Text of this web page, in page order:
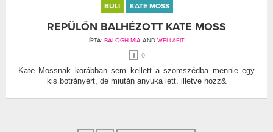
BULI KATE MOSS
REPÜLŐN BALHÉZOTT KATE MOSS
ÍRTA: BALOGH MIAAND WELL&FIT
0
Kate Mossnak korábban sem kellett a szomszédba mennie egy
kis botrányért, de miután anyuka lett, illetve hozz&